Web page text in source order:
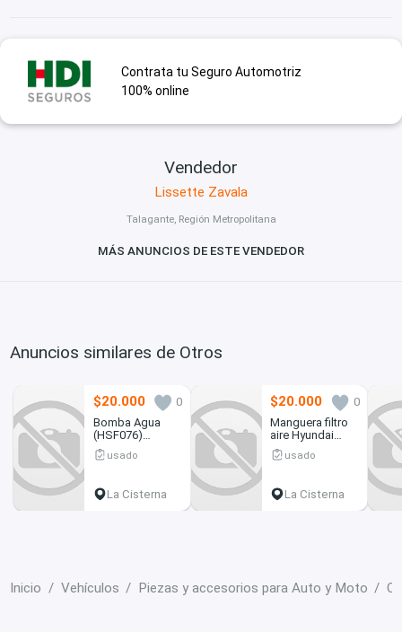
Contrata tu Seguro Automotriz
100% online
Vendedor
Lissette Zavala
Talagante, Región Metropolitana
MÁS ANUNCIOS DE ESTE VENDEDOR
Anuncios similares de Otros
$20.000
0
Bomba Agua
(HSF076)
Hyundai Santa fe
GLS 2.4 MEC 4
usado
La Cisterna
$20.000
0
Manguera filtro
aire Hyundai
Porter CRDI 2.5
2011usado
La Cisterna
Inicio Vehículos Piezas y accesorios para Auto y Moto